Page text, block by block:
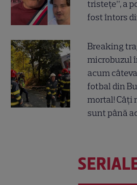
tristețe”, a
fost întors
Breaking
microbuzul
acum
fotbal din
mortal! Câți
sunt până